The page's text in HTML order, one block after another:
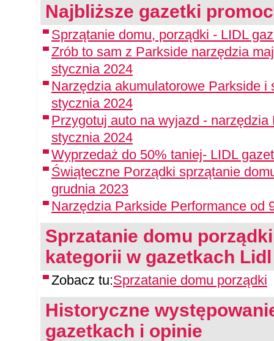
Najbliższe gazetki
Sprzątanie domu, porządki - LIDL
Zrób to sam z Parkside narzędzia
stycznia 2024
Narzędzia akumulatorowe Parkside i
stycznia 2024
Przygotuj auto na wyjazd -
stycznia 2024
Wyprzedaż do 50% taniej- LIDL
Świąteczne Porządki sprzątanie
grudnia 2023
Narzędzia Parkside Performance od
Sprzatanie domu
kategorii w gazetkach Lidl
Zobacz tu:Sprzatanie domu porządki
Historyczne
gazetkach i opinie